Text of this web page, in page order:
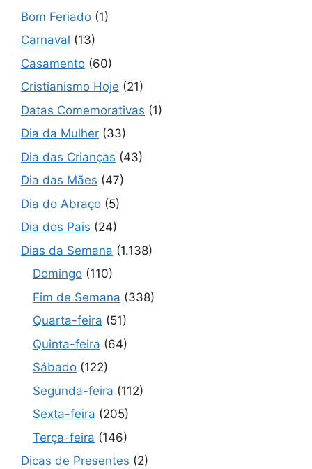
Bom Feriado (1)
Carnaval (13)
Casamento (60)
Cristianismo Hoje (21)
Datas Comemorativas (1)
Dia da Mulher (33)
Dia das Crianças (43)
Dia das Mães (47)
Dia do Abraço (5)
Dia dos Pais (24)
Dias da Semana (1.138)
Domingo (110)
Fim de Semana (338)
Quarta-feira (51)
Quinta-feira (64)
Sábado (122)
Segunda-feira (112)
Sexta-feira (205)
Terça-feira (146)
Dicas de Presentes (2)